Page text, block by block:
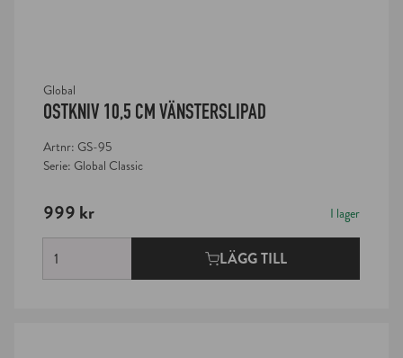
Global
OSTKNIV 10,5 CM VÄNSTERSLIPAD
Artnr: GS-95
Serie: Global Classic
999 kr I lager
LÄGG TILL